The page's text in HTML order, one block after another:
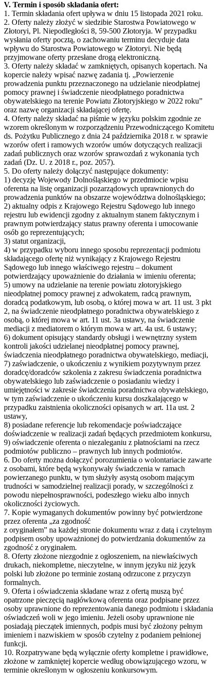
V. Termin i sposób składania ofert:
1. Termin składania ofert upływa w dniu 15 listopada 2021 roku.
2. Oferty należy złożyć w siedzibie Starostwa Powiatowego w
Złotoryi, Pl. Niepodległości 8, 59-500 Złotoryja. W przypadku
wysłania oferty pocztą, o zachowaniu terminu decyduje data
wpływu do Starostwa Powiatowego w Złotoryi. Nie będą
przyjmowane oferty przesłane drogą elektroniczną.
3. Oferty należy składać w zamkniętych, opisanych kopertach. Na
kopercie należy wpisać nazwę zadania tj. „Powierzenie
prowadzenia punktu przeznaczonego na udzielanie nieodpłatnej
pomocy prawnej i świadczenie nieodpłatnego poradnictwa
obywatelskiego na terenie Powiatu Złotoryjskiego w 2022 roku”
oraz nazwę organizacji składającej ofertę.
4. Oferty należy składać na piśmie w języku polskim zgodnie ze
wzorem określonym w rozporządzeniu Przewodniczącego Komitetu
ds. Pożytku Publicznego z dnia 24 października 2018 r. w sprawie
wzorów ofert i ramowych wzorów umów dotyczących realizacji
zadań publicznych oraz wzorów sprawozdań z wykonania tych
zadań (Dz. U. z 2018 r., poz. 2057).
5. Do oferty należy dołączyć następujące dokumenty:
1) decyzję Wojewody Dolnośląskiego w przedmiocie wpisu
oferenta na listę organizacji pozarządowych uprawnionych do
prowadzenia punktów na obszarze województwa dolnośląskiego;
2) aktualny odpis z Krajowego Rejestru Sądowego lub innego
rejestru lub ewidencji zgodny z aktualnym stanem faktycznym i
prawnym potwierdzający status prawny oferenta i umocowanie
osób go reprezentujących;
3) statut organizacji,
4) w przypadku wyboru innego sposobu reprezentacji podmiotu
składającego ofertę niż wynikający z Krajowego Rejestru
Sądowego lub innego właściwego rejestru – dokument
potwierdzający upoważnienie do działania w imieniu oferenta;
5) umowy na udzielanie na terenie powiatu złotoryjskiego
nieodpłatnej pomocy prawnej z adwokatem, radcą prawnym,
doradcą podatkowym, lub osobą, o której mowa w art. 11 ust. 3 pkt
2, na świadczenie nieodpłatnego poradnictwa obywatelskiego z
osobą, o której mowa w art. 11 ust. 3a ustawy, na świadczenie
mediacji z mediatorem o którym mowa w art. 4a ust. 6 ustawy;
6) dokument opisujący standardy obsługi i wewnętrzny system
kontroli jakości udzielanej nieodpłatnej pomocy prawnej,
świadczenia nieodpłatnego poradnictwa obywatelskiego, mediacji,
7) zaświadczenie, o ukończeniu z wynikiem pozytywnym przez
doradcę/doradców szkolenia z zakresu świadczenia poradnictwa
obywatelskiego lub zaświadczenie o posiadaniu wiedzy i
umiejętności w zakresie świadczenia poradnictwa obywatelskiego,
w tym zaświadczenie o ukończeniu kursu doszkalającego w
przypadku zaistnienia okoliczności opisanych w art. 11a ust. 2
ustawy,
8) posiadane referencje lub rekomendacje poświadczające
doświadczenie w realizacji zadań będących przedmiotem konkursu,
9) oświadczenie oferenta o niezaleganiu z płatnościami na rzecz
podmiotów publiczno – prawnych lub innych podmiotów.
6. Do oferty można dołączyć porozumienia o wolontariacie zawarte
z osobami, które będą wykonywały świadczenia w ramach
powierzanego punktu, w tym służyły asystą osobom mającym
trudności w samodzielnej realizacji porady, w szczególności z
powodu niepełnosprawności, podeszłego wieku albo innych
okoliczności życiowych.
7. Kopie wymaganych dokumentów powinny być potwierdzone
przez oferenta „za zgodność
z oryginałem” na każdej stronie dokumentu wraz z datą i czytelnym
podpisem osoby upoważnionej do potwierdzania dokumentów za
zgodność z oryginałem.
8. Oferty złożone niezgodnie z ogłoszeniem, na niewłaściwych
drukach, niekompletne, nieczytelne, w innym języku niż język
polski lub złożone po terminie zostaną odrzucone z przyczyn
formalnych.
9. Oferta i oświadczenia składane wraz z ofertą muszą być
opatrzone pieczęcią nagłówkową oferenta oraz podpisane przez
osoby uprawnione do reprezentowania danego podmiotu i składania
oświadczeń woli w jego imieniu. Jeżeli osoby uprawnione nie
posiadają pieczątek imiennych, podpis musi być złożony pełnym
imieniem i nazwiskiem w sposób czytelny z podaniem pełnionej
funkcji.
10. Rozpatrywane będą wyłącznie oferty kompletne i prawidłowe,
złożone w zamkniętej kopercie według obowiązującego wzoru, w
terminie określonym w ogłoszeniu konkursowym.